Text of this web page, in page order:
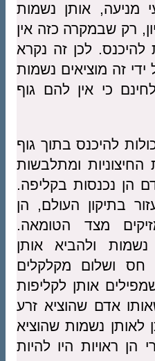
אותן נשמות
רק שבמקרה כזה אין
להיכנס. לכן זה נקרא
זה מוציאים נשמות
כי אין להם גוף
להיכנס בתוך גוף
ומתלבשות
הן נכנסות בקליפה.
בתיקון העולם, הן
מצד הטומאה.
ולהביא אותן
ושלום מקלקלים
אותן לקליפות
אדם שהוציא זרע
נשמות שהוציא
ראויות היו להיות